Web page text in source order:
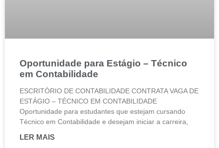
Oportunidade para Estágio – Técnico
em Contabilidade
ESCRITÓRIO DE CONTABILIDADE CONTRATA VAGA DE
ESTÁGIO – TÉCNICO EM CONTABILIDADE
Oportunidade para estudantes que estejam cursando
Técnico em Contabilidade e desejam iniciar a carreira,
LER MAIS